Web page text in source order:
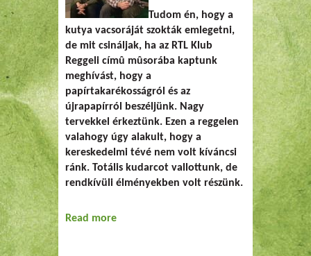
Tudom én, hogy a
kutya vacsoráját szokták emlegetni,
de mit csináljak, ha az RTL Klub
Reggeli címû mûsorába kaptunk
meghívást, hogy a
papírtakarékosságról és az
újrapapírról beszéljünk. Nagy
tervekkel érkeztünk. Ezen a reggelen
valahogy úgy alakult, hogy a
kereskedelmi tévé nem volt kíváncsi
ránk. Totális kudarcot vallottunk, de
rendkívüli élményekben volt részünk.
Read more